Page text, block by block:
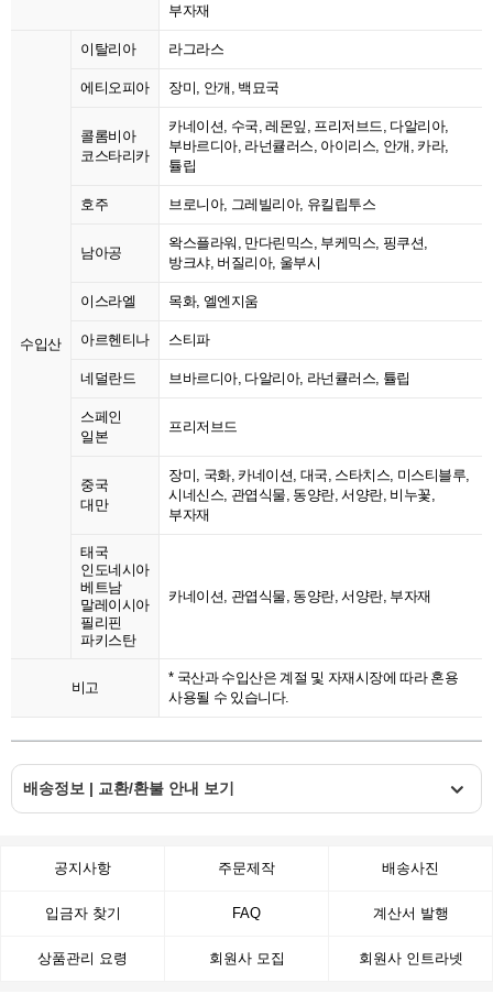
부자재
수입산
이탈리아 라그라스
에티오피아 장미, 안개, 백묘국
콜롬비아
코스타리카
카네이션, 수국, 레몬잎, 프리저브드, 다알리아,
부바르디아, 라넌큘러스, 아이리스, 안개, 카라,
튤립
호주 브로니아, 그레빌리아, 유킬립투스
남아공
왁스플라워, 만다린믹스, 부케믹스, 핑쿠션,
방크샤, 버질리아, 울부시
이스라엘 목화, 엘엔지움
아르헨티나 스티파
네덜란드 브바르디아, 다알리아, 라넌큘러스, 튤립
스페인
일본
프리저브드
중국
대만
장미, 국화, 카네이션, 대국, 스타치스, 미스티블루,
시네신스, 관엽식물, 동양란, 서양란, 비누꽃,
부자재
태국
인도네시아
베트남
말레이시아
필리핀
파키스탄
카네이션, 관엽식물, 동양란, 서양란, 부자재
비고
* 국산과 수입산은 계절 및 자재시장에 따라 혼용
사용될 수 있습니다.
배송정보 | 교환/환불 안내 보기
공지사항 주문제작 배송사진
입금자 찾기 FAQ 계산서 발행
상품관리 요령 회원사 모집 회원사 인트라넷